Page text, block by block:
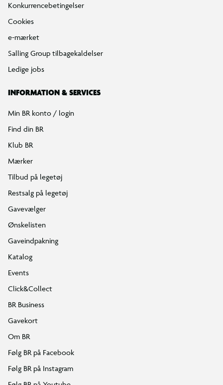
Konkurrencebetingelser
Cookies
e-mærket
Salling Group tilbagekaldelser
Ledige jobs
INFORMATION & SERVICES
Min BR konto / login
Find din BR
Klub BR
Mærker
Tilbud på legetøj
Restsalg på legetøj
Gavevælger
Ønskelisten
Gaveindpakning
Katalog
Events
Click&Collect
BR Business
Gavekort
Om BR
Følg BR på Facebook
Følg BR på Instagram